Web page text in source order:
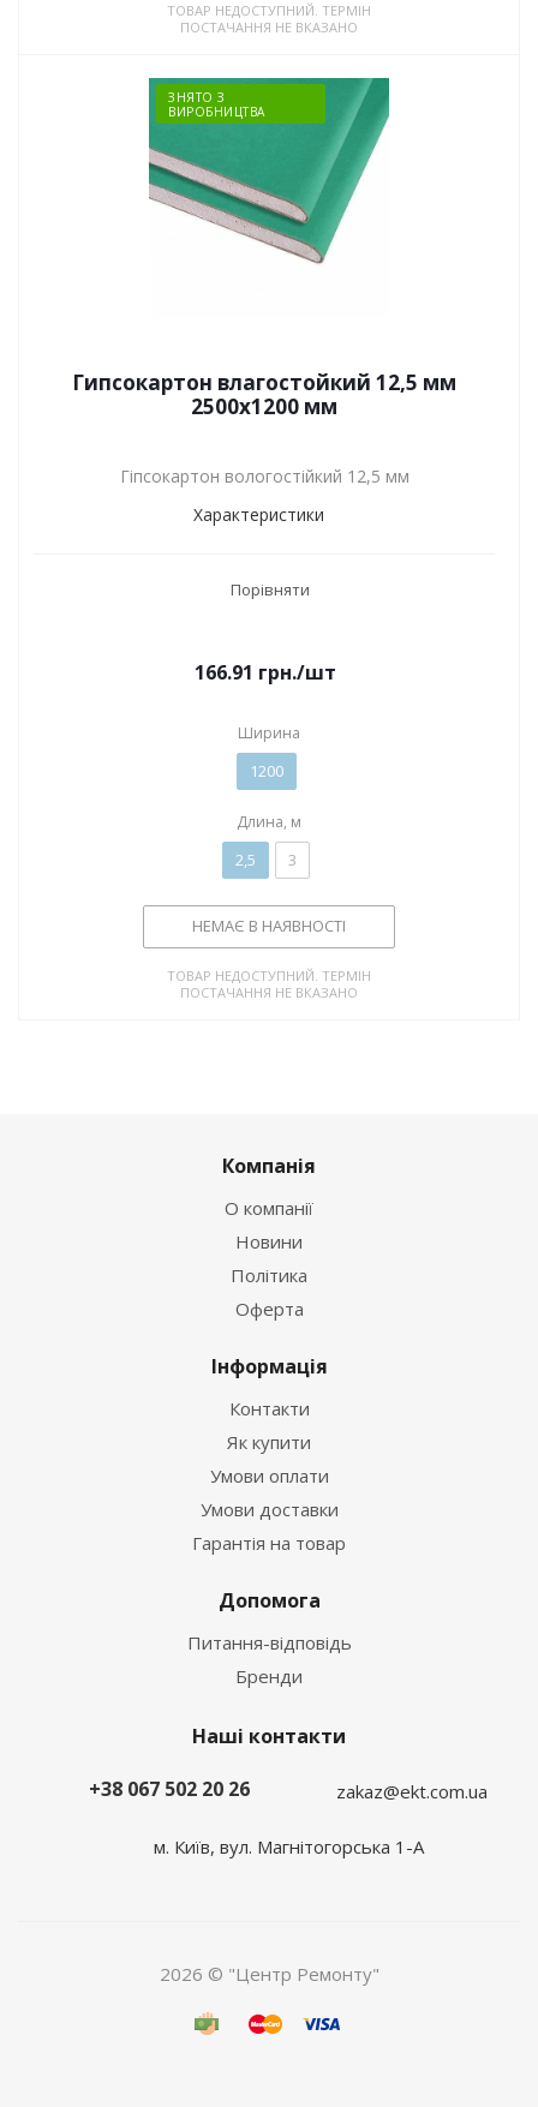
ТОВАР НЕДОСТУПНИЙ. ТЕРМІН
ПОСТАЧАННЯ НЕ ВКАЗАНО
ЗНЯТО З
ВИРОБНИЦТВА
Гипсокартон влагостойкий 12,5 мм
2500х1200 мм
Гіпсокартон вологостійкий 12,5 мм
Характеристики
Порівняти
166.91 грн./шт
Ширина
1200
Длина, м
2,5 3
НЕМАЄ В НАЯВНОСТІ
ТОВАР НЕДОСТУПНИЙ. ТЕРМІН
ПОСТАЧАННЯ НЕ ВКАЗАНО
Компанія
О компанії
Новини
Політика
Оферта
Інформація
Контакти
Як купити
Умови оплати
Умови доставки
Гарантія на товар
Допомога
Питання-відповідь
Бренди
Наші контакти
+38 067 502 20 26
zakaz@ekt.com.ua
м. Київ, вул. Магнітогорська 1-А
2026 © "Центр Ремонту"